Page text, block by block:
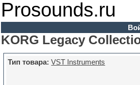
Prosounds.ru
KORG Legacy
Тип товара: VST Instruments